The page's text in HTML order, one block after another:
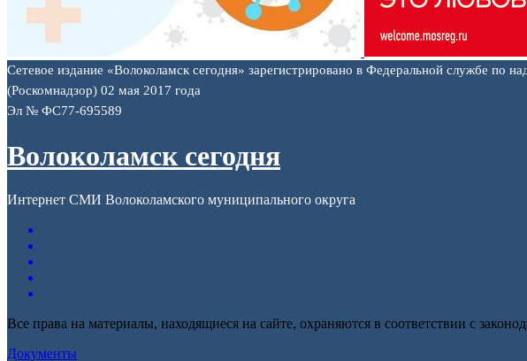
Сетевое издание «Волоколамск сегодня» зарегистрировано в Федеральной службе по
(Роскомнадзор) 02 мая 2017 года
Эл № ФС77-695589
Волоколамск сегодня
Интернет СМИ Волоколамского муниципального округа
Все права на материалы, находящиеся на сайте, охраняются в соответствии с
Документы